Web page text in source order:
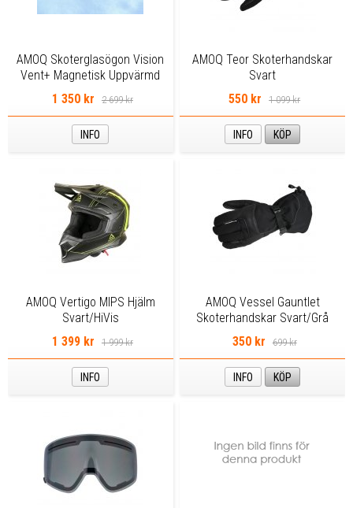
AMOQ Skoterglasögon Vision
Vent+ Magnetisk Uppvärmd
Blackout - Gul
1 350 kr 2 699 kr
INFO
AMOQ Teor Skoterhandskar
Svart
550 kr
1 099 kr
INFO KÖP
AMOQ Vertigo MIPS Hjälm
Svart/HiVis
1 399 kr
1 999 kr
INFO
AMOQ Vessel Gauntlet
Skoterhandskar Svart/Grå
350 kr
699 kr
INFO KÖP